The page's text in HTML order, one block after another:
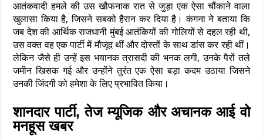
आतंकवादी हमले की उस खौफनाक रात से जुड़ा एक ऐसा चौंकाने वाला
खुलासा किया है, जिसने सबको हैरान कर दिया है। कंगना ने बताया कि
जब देश की आर्थिक राजधानी मुंबई आतंकियों की गोलियों से दहल रही थी,
उस वक्त वह एक पार्टी में मौजूद थीं और दोस्तों के साथ डांस कर रही थीं।
लेकिन जैसे ही उन्हें इस भयानक त्रासदी की भनक लगी, उनके पैरों तले
जमीन खिसक गई और उन्होंने तुरंत एक ऐसा बड़ा कदम उठाया जिसने
उनकी जिंदगी को हमेशा के लिए प्रभावित किया।
शानदार पार्टी, तेज म्यूजिक और अचानक आई वो
मनहूस खबर